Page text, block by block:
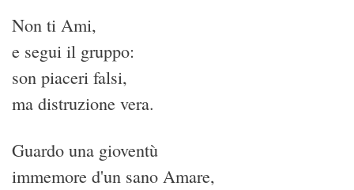
Non ti Ami,
e segui il gruppo:
son piaceri falsi,
ma distruzione vera.
Guardo una gioventù
immemore d'un sano Amare,